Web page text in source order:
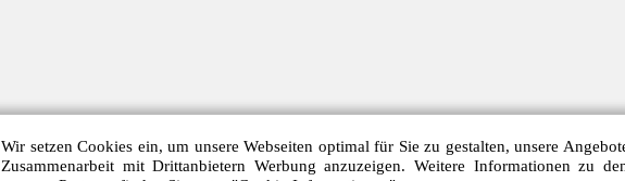
Wir setzen Cookies ein, um unsere Webseiten optimal für Sie zu gestalten, unsere
Zusammenarbeit mit Drittanbietern Werbung anzuzeigen. Weitere Informationen zu